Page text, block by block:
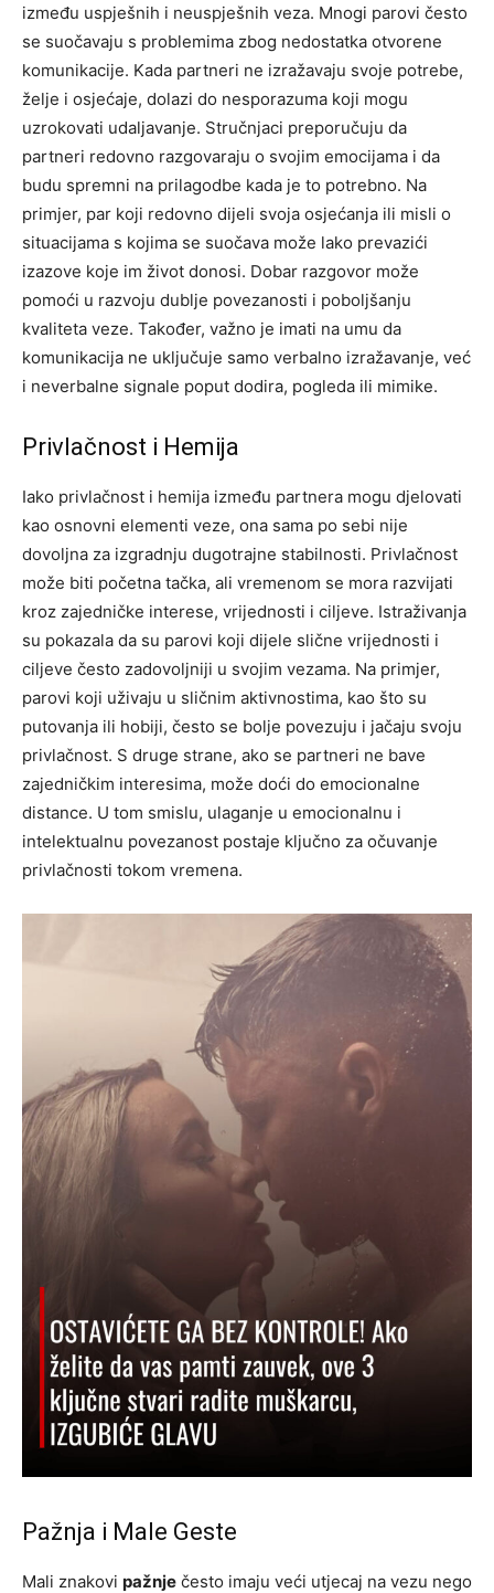
između uspješnih i neuspješnih veza. Mnogi parovi često
se suočavaju s problemima zbog nedostatka otvorene
komunikacije. Kada partneri ne izražavaju svoje potrebe,
želje i osjećaje, dolazi do nesporazuma koji mogu
uzrokovati udaljavanje. Stručnjaci preporučuju da
partneri redovno razgovaraju o svojim emocijama i da
budu spremni na prilagodbe kada je to potrebno. Na
primjer, par koji redovno dijeli svoja osjećanja ili misli o
situacijama s kojima se suočava može lako prevazići
izazove koje im život donosi. Dobar razgovor može
pomoći u razvoju dublje povezanosti i poboljšanju
kvaliteta veze. Također, važno je imati na umu da
komunikacija ne uključuje samo verbalno izražavanje, već
i neverbalne signale poput dodira, pogleda ili mimike.
Privlačnost i Hemija
Iako privlačnost i hemija između partnera mogu djelovati
kao osnovni elementi veze, ona sama po sebi nije
dovoljna za izgradnju dugotrajne stabilnosti. Privlačnost
može biti početna tačka, ali vremenom se mora razvijati
kroz zajedničke interese, vrijednosti i ciljeve. Istraživanja
su pokazala da su parovi koji dijele slične vrijednosti i
ciljeve često zadovoljniji u svojim vezama. Na primjer,
parovi koji uživaju u sličnim aktivnostima, kao što su
putovanja ili hobiji, često se bolje povezuju i jačaju svoju
privlačnost. S druge strane, ako se partneri ne bave
zajedničkim interesima, može doći do emocionalne
distance. U tom smislu, ulaganje u emocionalnu i
intelektualnu povezanost postaje ključno za očuvanje
privlačnosti tokom vremena.
Pažnja i Male Geste
Mali znakovi pažnje često imaju veći utjecaj na vezu nego